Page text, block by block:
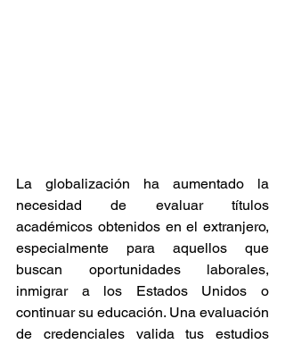
La globalización ha aumentado la
necesidad de evaluar títulos
académicos obtenidos en el extranjero,
especialmente para aquellos que
buscan oportunidades laborales,
inmigrar a los Estados Unidos o
continuar su educación. Una evaluación
de credenciales valida tus estudios